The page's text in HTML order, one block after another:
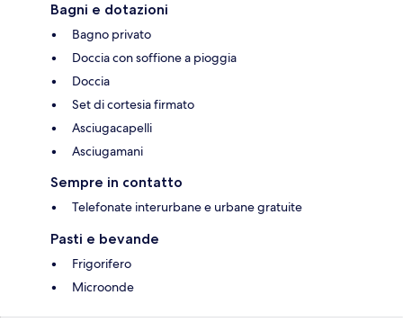
Bagni e dotazioni
Bagno privato
Doccia con soffione a pioggia
Doccia
Set di cortesia firmato
Asciugacapelli
Asciugamani
Sempre in contatto
Telefonate interurbane e urbane gratuite
Pasti e bevande
Frigorifero
Microonde